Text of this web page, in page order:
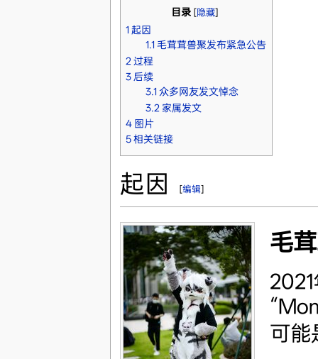
目录 [隐藏]
1 起因
1.1 毛茸茸兽聚发布紧急公告
2 过程
3 后续
3.1 众多网友发文悼念
3.2 家属发文
4 图片
5 相关链接
起因 [编辑]
毛
可能